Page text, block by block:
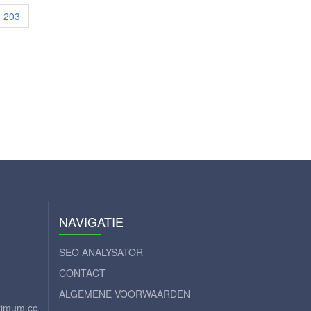
203
NAVIGATIE
SEO ANALYSATOR
CONTACT
ALGEMENE VOORWAARDEN